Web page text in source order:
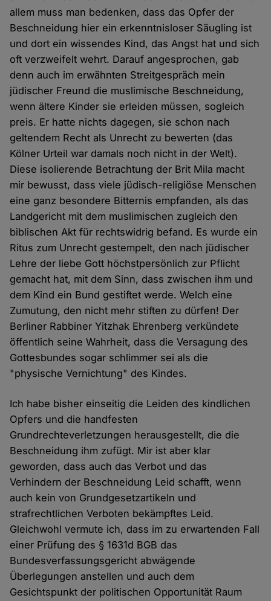
allem muss man bedenken, dass das Opfer der
Beschneidung hier ein erkenntnisloser Säugling ist
und dort ein wissendes Kind, das Angst hat und sich
oft verzweifelt wehrt. Darauf angesprochen, gab
denn auch im erwähnten Streitgespräch mein
jüdischer Freund die muslimische Beschneidung,
wenn ältere Kinder sie erleiden müssen, sogleich
preis. Er hatte nichts dagegen, sie schon nach
geltendem Recht als Unrecht zu bewerten (das
Kölner Urteil war damals noch nicht in der Welt).
Diese isolierende Betrachtung der Brit Mila macht
mir bewusst, dass viele jüdisch-religiöse Menschen
eine ganz besondere Bitternis empfanden, als das
Landgericht mit dem muslimischen zugleich den
biblischen Akt für rechtswidrig befand. Es wurde ein
Ritus zum Unrecht gestempelt, den nach jüdischer
Lehre der liebe Gott höchstpersönlich zur Pflicht
gemacht hat, mit dem Sinn, dass zwischen ihm und
dem Kind ein Bund gestiftet werde. Welch eine
Zumutung, den nicht mehr stiften zu dürfen! Der
Berliner Rabbiner Yitzhak Ehrenberg verkündete
öffentlich seine Wahrheit, dass die Versagung des
Gottesbundes sogar schlimmer sei als die
"physische Vernichtung" des Kindes.
Ich habe bisher einseitig die Leiden des kindlichen
Opfers und die handfesten
Grundrechteverletzungen herausgestellt, die die
Beschneidung ihm zufügt. Mir ist aber klar
geworden, dass auch das Verbot und das
Verhindern der Beschneidung Leid schafft, wenn
auch kein von Grundgesetzartikeln und
strafrechtlichen Verboten bekämpftes Leid.
Gleichwohl vermute ich, dass im zu erwartenden Fall
einer Prüfung des § 1631d BGB das
Bundesverfassungsgericht abwägende
Überlegungen anstellen und auch dem
Gesichtspunkt der politischen Opportunität Raum